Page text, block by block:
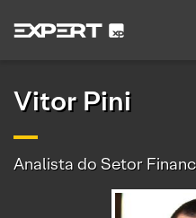
Vitor Pini
Analista do Setor